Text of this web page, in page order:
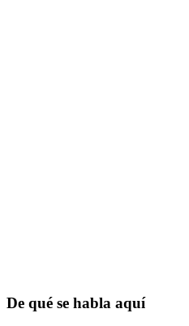
De qué se habla aquí